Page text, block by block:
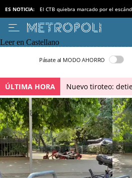
ES NOTICIA: El CTB quiebra marcado por el
Leer en Castellano
Pásate al MODO AHORRO
ÚLTIMA HORA Nuevo tiroteo: